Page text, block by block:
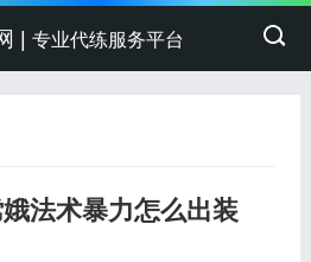
| 专业代练服务平台
法术暴力怎么出装